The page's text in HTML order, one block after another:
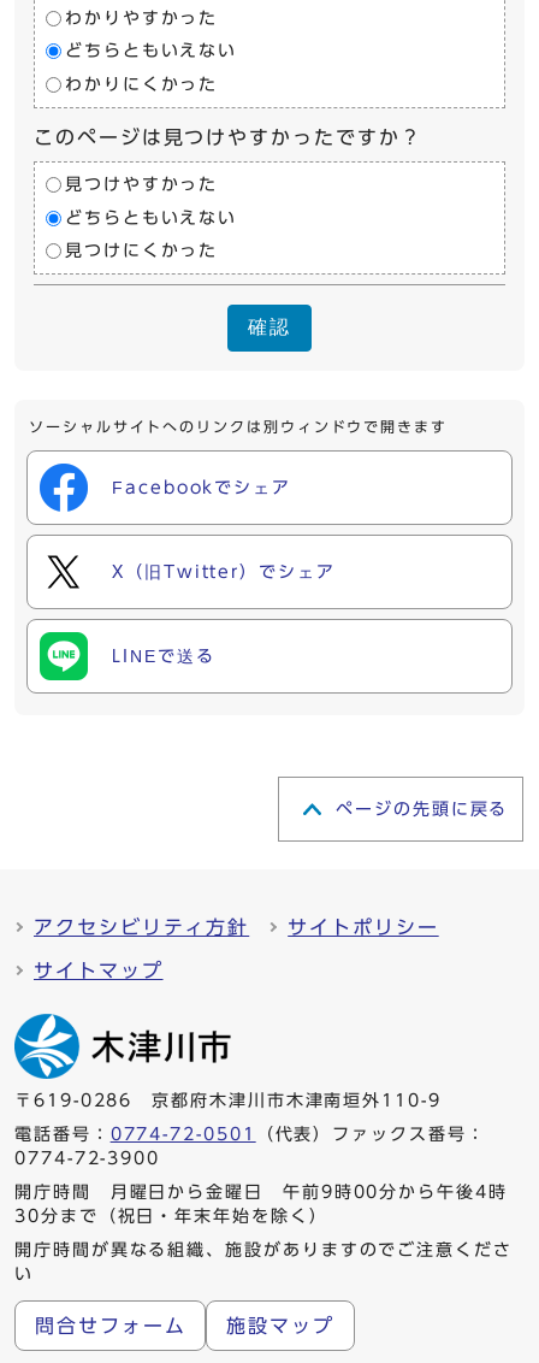
わかりやすかった
どちらともいえない
わかりにくかった
このページは見つけやすかったですか？
見つけやすかった
どちらともいえない
見つけにくかった
確認
ソーシャルサイトへのリンクは別ウィンドウで開きます
Facebookでシェア
X（旧Twitter）でシェア
LINEで送る
ページの先頭に戻る
アクセシビリティ方針 サイトポリシー
サイトマップ
〒619-0286 京都府木津川市木津南垣外110-9
電話番号： 0774-72-0501
（代表）ファックス番号：
0774-72-3900
開庁時間 月曜日から金曜日 午前9時00分から午後4時
30分まで（祝日・年末年始を除く）
開庁時間が異なる組織、施設がありますのでご注意くださ
い
問合せフォーム 施設マップ